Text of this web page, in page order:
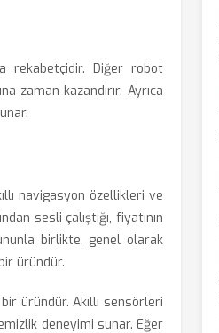
rekabetçidir. Diğer robot
zaman kazandırır. Ayrıca
navigasyon özellikleri ve
sesli çalıştığı, fiyatının
birlikte, genel olarak
üründür.
üründür. Akıllı sensörleri
deneyimi sunar. Eğer